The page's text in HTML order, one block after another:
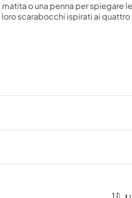
o una penna per spiegare
scarabocchi ispirati ai